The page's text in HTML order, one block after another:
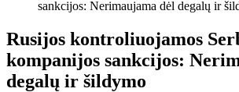
sankcijos: Nerimaujama dėl degalų ir
Rusijos kontroliuojamos
kompanijos sankcijos:
degalų ir šildymo